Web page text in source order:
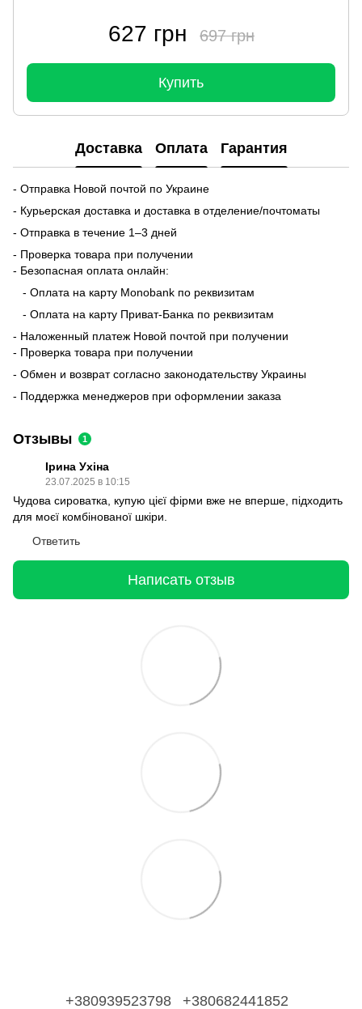
627 грн 697 грн
Купить
Доставка Оплата Гарантия
- Отправка Новой почтой по Украине
- Курьерская доставка и доставка в отделение/почтоматы
- Отправка в течение 1–3 дней
- Проверка товара при получении
- Безопасная оплата онлайн:
- Оплата на карту Monobank по реквизитам
- Оплата на карту Приват-Банка по реквизитам
- Наложенный платеж Новой почтой при получении
- Проверка товара при получении
- Обмен и возврат согласно законодательству Украины
- Поддержка менеджеров при оформлении заказа
Отзывы 1
Ірина Ухіна
23.07.2025 в 10:15
Чудова сироватка, купую цієї фірми вже не вперше, підходить
для моєї комбінованої шкіри.
Ответить
Написать отзыв
+380939523798 +380682441852